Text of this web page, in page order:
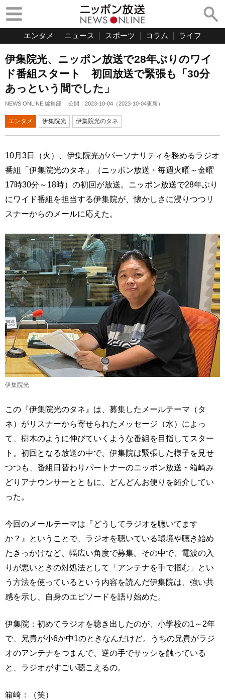
エンタメ ニュース スポーツ コラム ライフ
伊集院光、ニッポン放送で28年ぶりのワイ
ド番組スタート 初回放送で緊張も「30分
あっという間でした」
NEWS ONLINE 編集部 公開： 2023-10-04 （2023-10-04更新）
エンタメ 伊集院光 伊集院光のタネ
10月3日（火）、伊集院光がパーソナリティを務めるラジオ
番組「伊集院光のタネ」（ニッポン放送・毎週火曜～金曜
17時30分～18時）の初回が放送。ニッポン放送で28年ぶり
にワイド番組を担当する伊集院が、懐かしさに浸りつつリ
スナーからのメールに応えた。
伊集院光
この『伊集院光のタネ』は、募集したメールテーマ（タ
ネ）がリスナーから寄せられたメッセージ（水）によっ
て、樹木のように伸びていくような番組を目指してスター
ト。初回となる放送の中で、伊集院は緊張した様子を見せ
つつも、番組日替わりパートナーのニッポン放送・箱崎み
どりアナウンサーとともに、どんどんお便りを紹介してい
った。
今回のメールテーマは『どうしてラジオを聴いてます
か？』ということで、ラジオを聴いている環境や聴き始め
たきっかけなど、幅広い角度で募集。その中で、電波の入
りが悪いときの対処法として「アンテナを手で掴む」とい
う方法を使っているという内容を読んだ伊集院は、強い共
感を示し、自身のエピソードを語り始めた。
伊集院：初めてラジオを聴き出したのが、小学校の1～2年
で、兄貴が小6か中1のときなんだけど。うちの兄貴がラジ
オのアンテナをつまんで、逆の手でサッシを触っている
と、ラジオがすごい聴こえるの。
箱崎：（笑）